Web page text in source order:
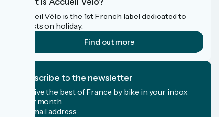
Accueil Vélo is the 1st French label dedicated to
cyclists on holiday.
Find out more
I subscribe to the newsletter
Receive the best of France by bike in your inbox
every month.
My email address